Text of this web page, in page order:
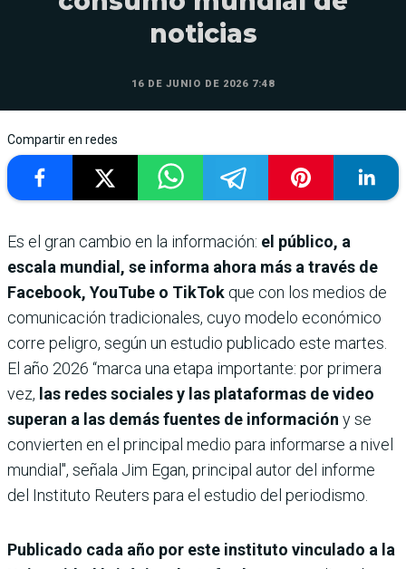
noticias
16 DE JUNIO DE 2026 7:48
Compartir en redes
Es el gran cambio en la información: el público, a
escala mundial, se informa ahora más a través de
Facebook, YouTube o TikTok que con los medios de
comunicación tradicionales, cuyo modelo económico
corre peligro, según un estudio publicado este martes.
El año 2026 “marca una etapa importante: por primera
vez, las redes sociales y las plataformas de video
superan a las demás fuentes de información y se
convierten en el principal medio para informarse a nivel
mundial", señala Jim Egan, principal autor del informe
del Instituto Reuters para el estudio del periodismo.
Publicado cada año por este instituto vinculado a la